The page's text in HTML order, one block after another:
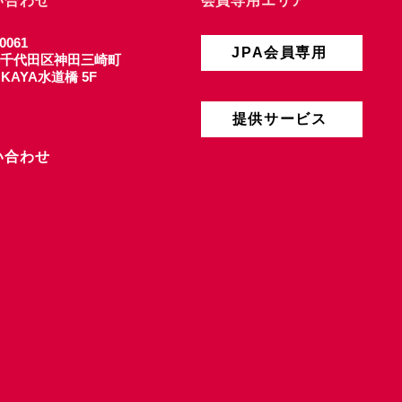
代田区神田三崎町
水道橋 5F
合わせ
JPA会員専用
提供サービス